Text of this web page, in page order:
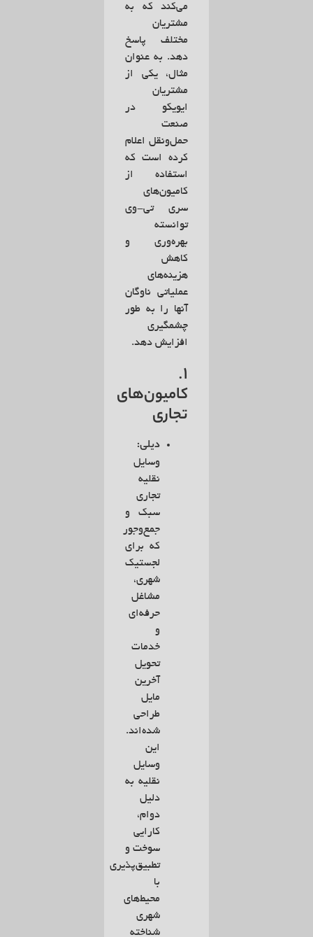
می‌کند که به
مشتریان
مختلف پاسخ
دهد. به عنوان
مثال، یکی از
مشتریان
ایویکو در
صنعت
حمل‌ونقل اعلام
کرده است که
استفاده از
کامیون‌های
سری تی-وی
توانسته
بهره‌وری و
کاهش
هزینه‌های
عملیاتی ناوگان
آنها را به طور
چشمگیری
افزایش دهد.
1.
کامیون‌های
تجاری
دیلی:
وسایل
نقلیه
تجاری
سبک و
جمع‌وجور
که برای
لجستیک
شهری،
مشاغل
حرفه‌ای
و
خدمات
تحویل
آخرین
مایل
طراحی
شده‌اند.
این
وسایل
نقلیه به
دلیل
دوام،
کارایی
سوخت و
تطبیق‌پذیری
با
محیط‌های
شهری
شناخته